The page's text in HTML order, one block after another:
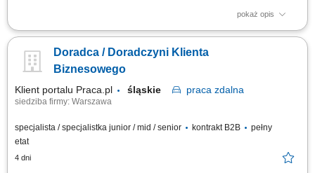
pokaż opis
Pozyskiwanie klientów biznesowych i sprzedaż produktów finansowych
multidoradcy finansowego; Aktywny kontakt telefoniczny z klientami na
bazie udostępnionych kontaktów; Prowadzenie rozmów sprzedażowych i
Doradca / Doradczyni Klienta
Biznesowego
Klient portalu Praca.pl śląskie praca zdalna
siedziba firmy: Warszawa
specjalista / specjalistka junior / mid / senior kontrakt B2B
pełny
etat
4 dni